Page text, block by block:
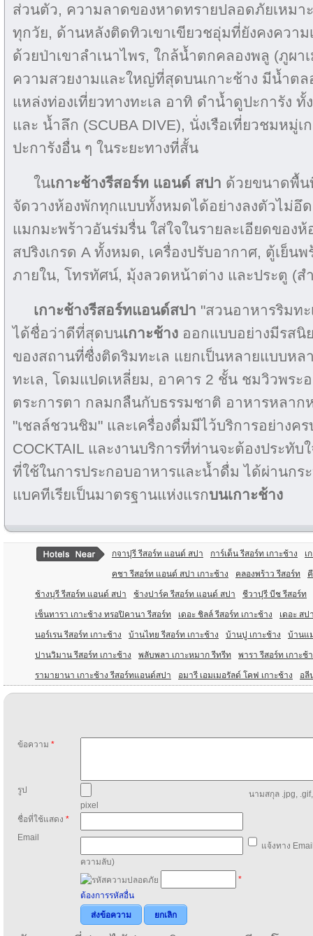
ส่วนตัว, ความลาดของหาดทรายปลอดภัยเหมา
ทุกวัย, ด้านหลังติดทิวเขาเขียวชอุ่มที่ยังคงควา
ด้วยป่าเขาลำเนาไพร, ใกล้น้ำตกคลองพลู (ภูผ
ความสวยงามและใหญ่ที่สุดบนเกาะช้าง มีน้ำต
แหล่งท่องเที่ยวทางทะเล อาทิ ดำน้ำดูปะการัง
และ น้ำลึก (SCUBA DIVE), นั่งเรือเที่ยวชมหมู่เ
ปะการังอื่น ๆ ในระยะทางที่สั้น
ในเกาะช้างรีสอร์ท แอนด์ สปา ด้วยขนาดพื้น
จัดวางห้องพักทุกแบบทั้งหมดได้อย่างลงตัวไม่อึ
แมกมะพร้าวอันร่มรื่น ใส่ใจในรายละเอียดของ
สปริงเกรด A ทั้งหมด, เครื่องปรับอากาศ, ตู้เย็น
ภายใน, โทรทัศน์, มุ้งลวดหน้าต่าง และประตู (ส
เกาะช้างรีสอร์ทแอนด์สปา "สวนอาหารริมท
ได้ชื่อว่าดีที่สุดบนเกาะช้าง ออกแบบอย่างมีรสนิ
ของสถานที่ซื่งติดริมทะเล แยกเป็นหลายแบบหล
ทะเล, โดมแปดเหลี่ยม, อาคาร 2 ชั้น ชมวิวพระ
ตระการตา กลมกลืนกับธรรมชาติ อาหารหลาก
"เชลล์ชวนชิม" และเครื่องดื่มมีไว้บริการอย่างค
COCKTAIL และงานบริการที่ท่านจะต้องประทับ
ที่ใช้ในการประกอบอาหารและน้ำดื่ม ได้ผ่านกร
แบคทีเรียเป็นมาตรฐานแห่งแรกบนเกาะช้าง
กจาปุรี รีสอร์ท แอนด์ สปา การ์เด็น รีสอร์ท เกาะช้าง เ
คชา รีสอร์ท แอนด์ สปา เกาะช้าง คลองพร้าว รีสอร์ท
ช้างบุรี รีสอร์ท แอนด์ สปา ช้างปาร์ค รีสอร์ท แอนด์ สปา ชีวาปุรี บีช รีสอร์ท
เซ็นทารา เกาะช้าง ทรอปิคานา รีสอร์ท เดอะ ชิลล์ รีสอร์ท เกาะช้าง เดอะ สป
นอร์เรน รีสอร์ท เกาะช้าง บ้านไทย รีสอร์ท เกาะช้าง บ้านปู เกาะช้าง บ้านแ
ปานวิมาน รีสอร์ท เกาะช้าง พลับพลา เกาะหมาก รีทรีท พารา รีสอร์ท เกาะช้
รามายานา เกาะช้าง รีสอร์ทแอนด์สปา อมารี เอมเมอรัลด์ โคฟ เกาะช้าง อลี
ข้อความ *
รูป
นามสกุล .jpg,
pixel
ชื่อที่ใช้แสดง *
Email
แจ้งทาง
ความลับ)
*
ต้องการรหัสอื่น
ส่งข้อความ
ยกเลิก